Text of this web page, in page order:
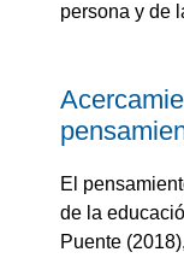
persona y de
El
de la
Puente